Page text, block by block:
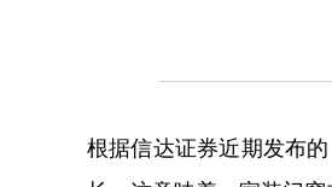
根据信达证券近期发布